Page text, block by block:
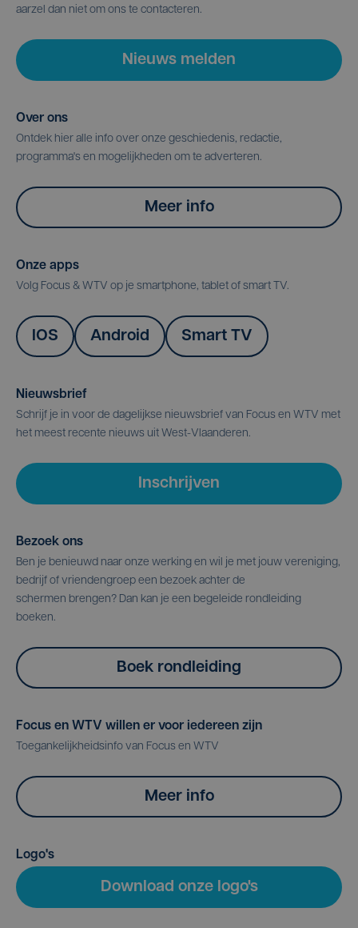
aarzel dan niet om ons te contacteren.
Nieuws melden
Over ons
Ontdek hier alle info over onze geschiedenis, redactie,
programma's en mogelijkheden om te adverteren.
Meer info
Onze apps
Volg Focus & WTV op je smartphone, tablet of smart TV.
IOS Android Smart TV
Nieuwsbrief
Schrijf je in voor de dagelijkse nieuwsbrief van Focus en WTV met
het meest recente nieuws uit West-Vlaanderen.
Inschrijven
Bezoek ons
Ben je benieuwd naar onze werking en wil je met jouw vereniging,
bedrijf of vriendengroep een bezoek achter de
schermen brengen? Dan kan je een begeleide rondleiding
boeken.
Boek rondleiding
Focus en WTV willen er voor iedereen zijn
Toegankelijkheidsinfo van Focus en WTV
Meer info
Logo's
Download onze logo's